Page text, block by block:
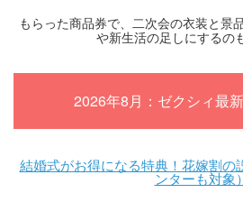
もらった商品券で、二次会の衣装と景
や新生活の足しにするの
2026年8月：ゼクシィ最
結婚式がお得になる特典！花嫁割の
ンターも対象